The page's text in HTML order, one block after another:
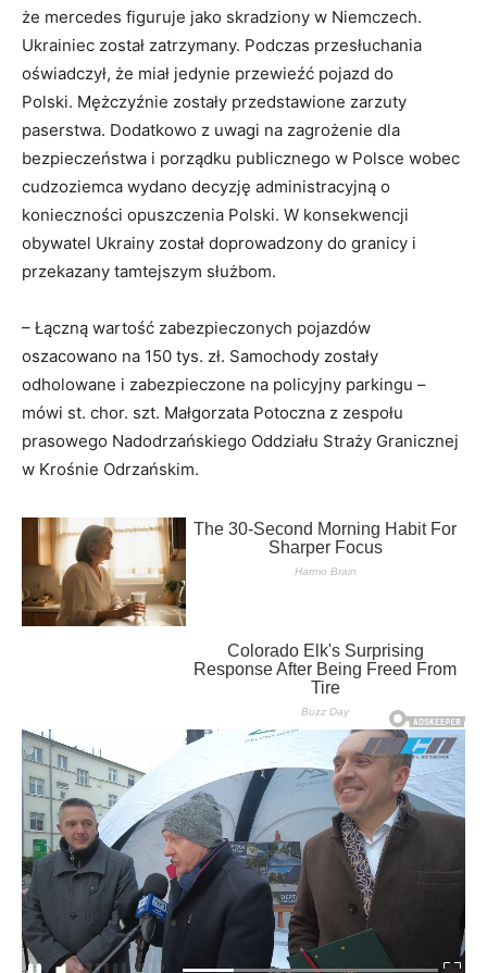
że mercedes figuruje jako skradziony w Niemczech.
Ukrainiec został zatrzymany. Podczas przesłuchania
oświadczył, że miał jedynie przewieźć pojazd do
Polski. Mężczyźnie zostały przedstawione zarzuty
paserstwa. Dodatkowo z uwagi na zagrożenie dla
bezpieczeństwa i porządku publicznego w Polsce wobec
cudzoziemca wydano decyzję administracyjną o
konieczności opuszczenia Polski. W konsekwencji
obywatel Ukrainy został doprowadzony do granicy i
przekazany tamtejszym służbom.
– Łączną wartość zabezpieczonych pojazdów
oszacowano na 150 tys. zł. Samochody zostały
odholowane i zabezpieczone na policyjny parkingu –
mówi st. chor. szt. Małgorzata Potoczna z zespołu
prasowego Nadodrzańskiego Oddziału Straży Granicznej
w Krośnie Odrzańskim.